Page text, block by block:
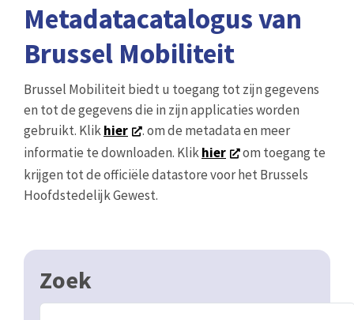
Metadatacatalogus van
Brussel Mobiliteit
Brussel Mobiliteit biedt u toegang tot zijn gegevens
en tot de gegevens die in zijn applicaties worden
gebruikt. Klikhier
. om de metadata en meer
informatie te downloaden. Klikhier
om toegang te
krijgen tot de officiële datastore voor het Brussels
Hoofdstedelijk Gewest.
Zoek